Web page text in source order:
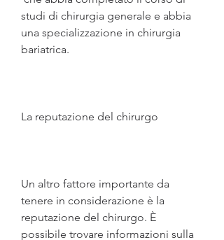
studi di chirurgia generale e abbia
una specializzazione in chirurgia
bariatrica.
La reputazione del chirurgo
Un altro fattore importante da
tenere in considerazione è la
reputazione del chirurgo. È
possibile trovare informazioni sulla